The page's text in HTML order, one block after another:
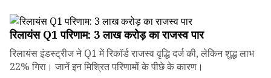
रिलायंस Q1 परिणाम: ₹3 लाख करोड़ का राजस्व पार
रिलायंस इंडस्ट्रीज ने Q1 में रिकॉर्ड राजस्व वृद्धि दर्ज की, लेकिन शुद्ध लाभ
22% गिरा। जानें इन मिश्रित परिणामों के पीछे के कारण।